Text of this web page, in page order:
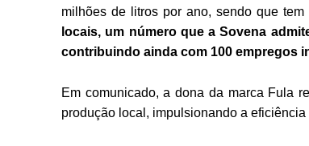
milhões de litros por ano, sendo que
locais, um número que a Sovena
contribuindo ainda com 100 empregos
Em comunicado, a dona da marca Fula
produção local, impulsionando a